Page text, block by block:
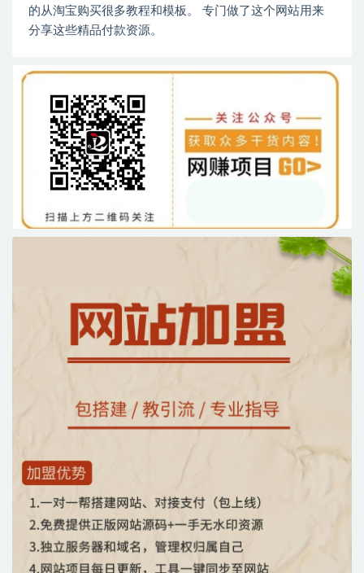
的从淘宝购买很多教程和模板。 专门做了这个网站用来
分享这些精品付款资源。